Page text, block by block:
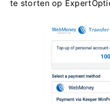
te storten op